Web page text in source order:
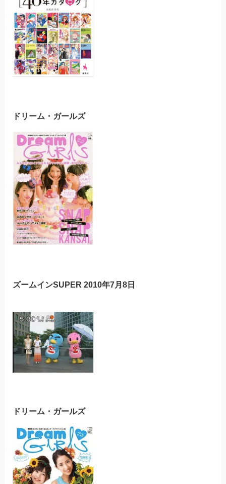
ドリーム・ガールズ
ズームインSUPER 2010年7月8日
ドリーム・ガールズ